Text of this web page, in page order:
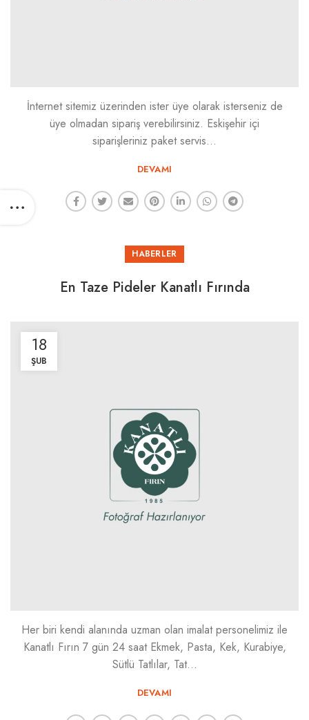
İnternet sitemiz üzerinden ister üye olarak isterseniz de
üye olmadan sipariş verebilirsiniz. Eskişehir içi
siparişleriniz paket servis...
DEVAMI
HABERLER
En Taze Pideler Kanatlı Fırında
18
ŞUB
Her biri kendi alanında uzman olan imalat personelimiz ile
Kanatlı Fırın 7 gün 24 saat Ekmek, Pasta, Kek, Kurabiye,
Sütlü Tatlılar, Tat...
DEVAMI